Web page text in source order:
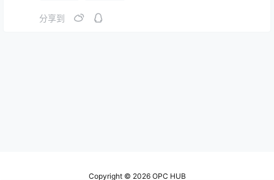
格就涨。这跟往年洪水地震导致的短期涨价不一样，
分享到
Copyright © 2026OPC HUB